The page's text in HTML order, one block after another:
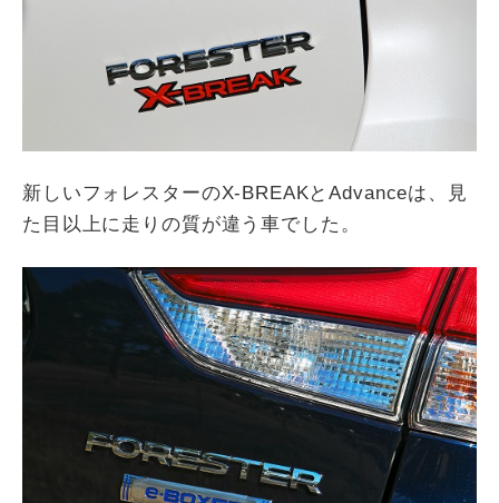
新しいフォレスターのX-BREAKとAdvanceは、見
た目以上に走りの質が違う車でした。